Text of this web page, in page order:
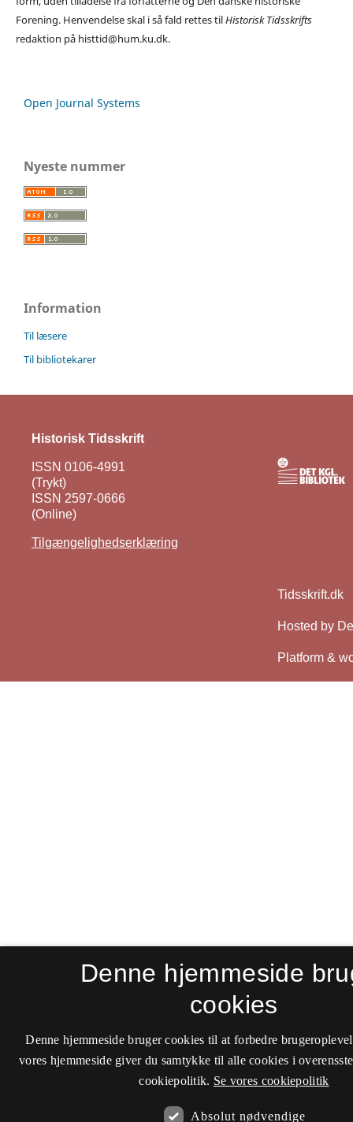
Forening. Henvendelse skal i så fald rettes tilHistorisk Tidsskrifts
redaktion på histtid@hum.ku.dk.
Open Journal Systems
Nyeste nummer
Information
Til læsere
Til bibliotekarer
Historisk Tidsskrift
ISSN 0106-4991
(Trykt)
ISSN 2597-0666
(Online)
Tilgængelighedserklæring
Denne hjemmeside
cookies
Denne hjemmeside bruger cookies til at forbedre
vores hjemmeside giver du samtykke til alle cookies i
cookiepolitik. Se vores cookiepolitik
Absolut nødvendige